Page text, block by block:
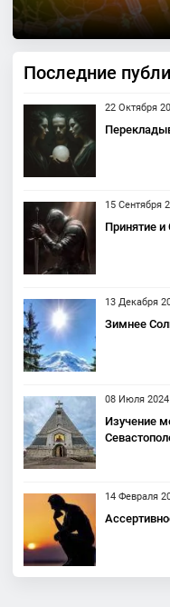
Последние
22 Октября
15 Сентября
Принятие и
13 Декабря
Зимнее
08 Июля 2024
Изучение
14 Февраля